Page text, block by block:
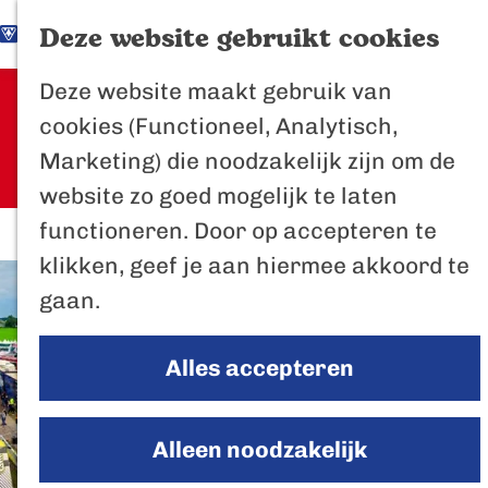
Deze website gebruikt cookies
Deze website maakt gebruik van
cookies (Functioneel, Analytisch,
Marketing) die noodzakelijk zijn om de
website zo goed mogelijk te laten
functioneren. Door op accepteren te
klikken, geef je aan hiermee akkoord te
gaan.
Alles accepteren
Alleen noodzakelijk
d
e
h
o
m
e
p
K
a
r
t
Z
e
k
e
n
e
n
u
Het Biesbosch
Poort naar de
Biesbosch
Bertus de
In de regio
Het
De Efteling
Breda
Oosterhout
Sorry, deze activiteit is niet meer
beschikbaar. Bekijk hetactuele
aanbodvoor de beschikbare opties.